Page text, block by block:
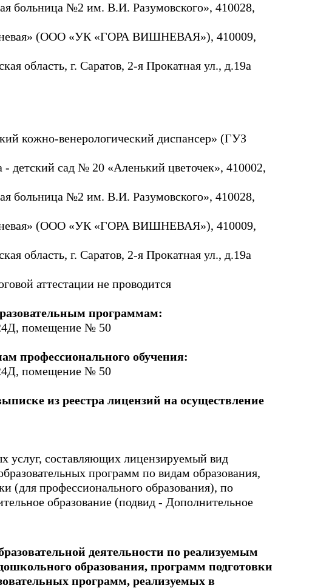
больница №2 им. В.И. Разумовского», 410028,
(ООО «УК «ГОРА ВИШНЕВАЯ»), 410009,
область, г. Саратов, 2-я Прокатная ул., д.19а
кожно-венерологический диспансер» (ГУЗ
детский сад № 20 «Аленький цветочек», 410002,
больница №2 им. В.И. Разумовского», 410028,
(ООО «УК «ГОРА ВИШНЕВАЯ»), 410009,
область, г. Саратов, 2-я Прокатная ул., д.19а
аттестации не проводится
программам:
помещение № 50
профессионального обучения:
помещение № 50
из реестра лицензий на осуществление
услуг, составляющих лицензируемый вид
программ по видам образования,
(для профессионального образования), по
образование (подвид - Дополнительное
деятельности по реализуемым
образования, программ подготовки
программ, реализуемых в